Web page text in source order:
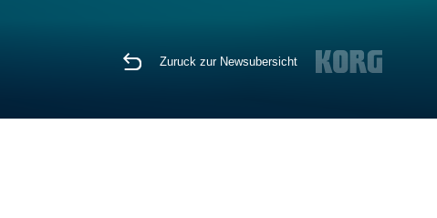
Zuruck zur Newsubersicht